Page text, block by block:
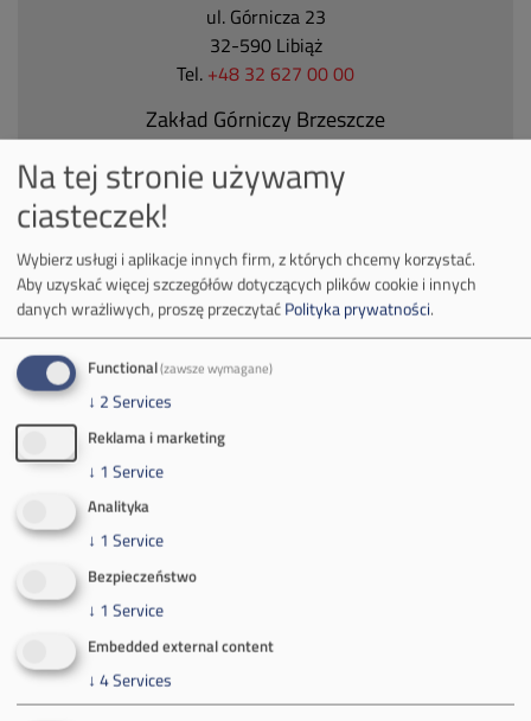
ul. Górnicza 23
32-590 Libiąż
Tel. +48 32 627 00 00
Zakład Górniczy Brzeszcze
32-620 Brzeszcze
Kontakt dla mediów:
mail:media@pkw-sa.pl
tel.:+48 32 618 56 02
(poniedziałek-piątek 7:00-15:00)
Na tej stronie używamy
ciasteczek!
Wybierz usługi i aplikacje innych firm, z których chcemy korzystać.
Aby uzyskać więcej szczegółów dotyczących plików cookie i innych
danych wrażliwych, proszę przeczytaćPolityka prywatności.
Functional(zawsze wymagane)
↓ 2Services
Reklama i marketing
↓ 1 Service
Analityka
↓ 1 Service
Bezpieczeństwo
↓ 1 Service
Embedded external content
↓ 4Services